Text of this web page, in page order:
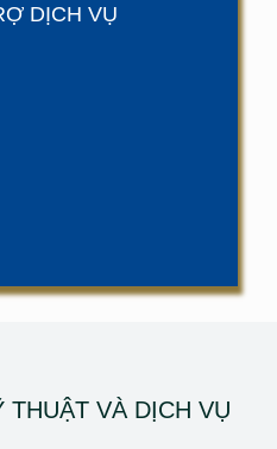
DỊCH VỤ
THUẬT VÀ DỊCH VỤ